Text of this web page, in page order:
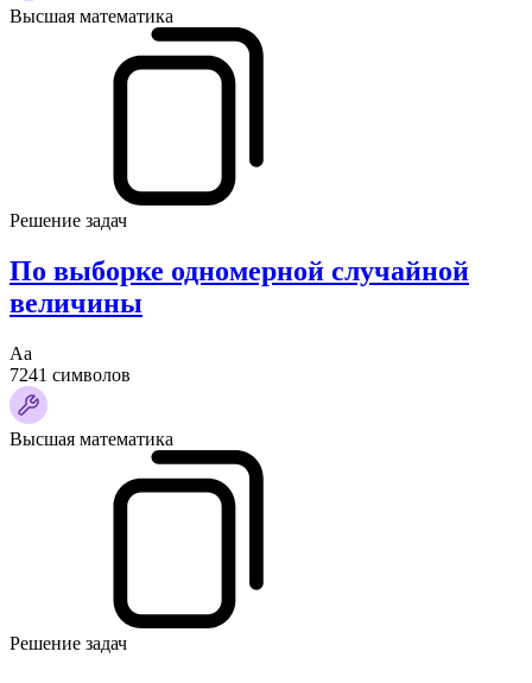
Высшая математика
Решение задач
По выборке одномерной случайной
величины
Аа
7241 символов
Высшая математика
Решение задач